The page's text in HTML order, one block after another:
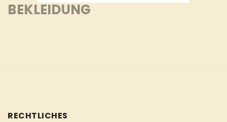
BEKLEIDUNG
RECHTLICHES